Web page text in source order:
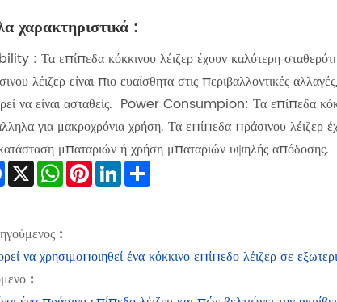
χαρακτηριστικά ‌:
‌: Τα επίπεδα κόκκινου λέιζερ έχουν καλύτερη
λέιζερ είναι πιο ευαίσθητα στις περιβαλλοντικές
να είναι ασταθείς. ‌ Power Consumpion‌: Τα επίπεδα
για μακροχρόνια χρήση. Τα επίπεδα πράσινου λέιζερ
μπαταριών ή χρήση μπαταριών υψηλής απόδοσης.
Facebook
X WhatsApp
Pinterest
LinkedIn
:
να χρησιμοποιηθεί ένα κόκκινο επίπεδο λέιζερ σε
: